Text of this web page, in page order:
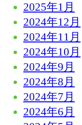
2025年1月
2024年12月
2024年11月
2024年10月
2024年9月
2024年8月
2024年7月
2024年6月